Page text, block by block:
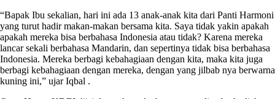
“Bapak Ibu sekalian, hari ini ada 13 anak-anak kita dari Panti Harmoni
yang turut hadir makan-makan bersama kita. Saya tidak yakin apakah
apakah mereka bisa berbahasa Indonesia atau tidak? Karena mereka
lancar sekali berbahasa Mandarin, dan sepertinya tidak bisa berbahasa
Indonesia. Mereka berbagi kebahagiaan dengan kita, maka kita juga
berbagi kebahagiaan dengan mereka, dengan yang jilbab nya berwarna
kuning ini,” ujar Iqbal .